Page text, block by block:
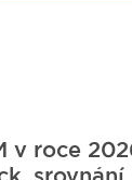
v roce
srovnání